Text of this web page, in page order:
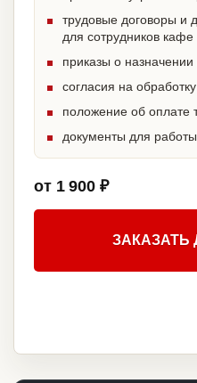
трудовые договоры и
для сотрудников кафе
приказы о
согласия на
положение об оплате
документы для
от 1 900 ₽
ЗАКАЗАТЬ